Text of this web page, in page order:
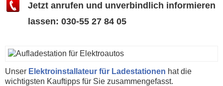
Jetzt anrufen und unverbindlich informieren
lassen: 030-55 27 84 05
Unser Elektroinstallateur für Ladestationen hat die
wichtigsten Kauftipps für Sie zusammengefasst.